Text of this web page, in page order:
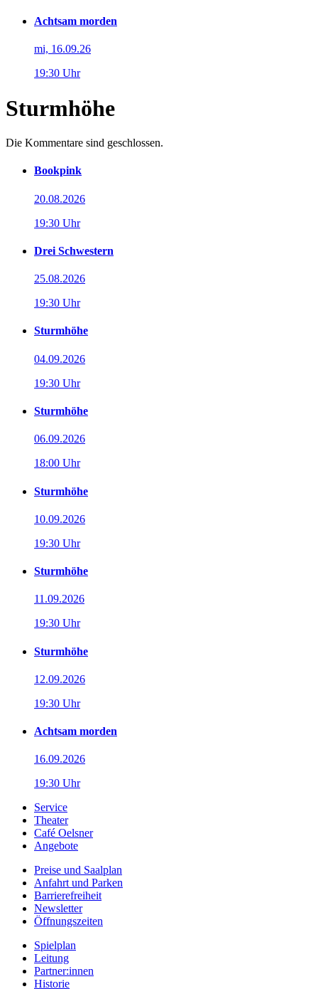
Achtsam morden
mi, 16.09.26
19:30 Uhr
Sturmhöhe
Die Kommentare sind geschlossen.
Bookpink
20.08.2026
19:30 Uhr
Drei Schwestern
25.08.2026
19:30 Uhr
Sturmhöhe
04.09.2026
19:30 Uhr
Sturmhöhe
06.09.2026
18:00 Uhr
Sturmhöhe
10.09.2026
19:30 Uhr
Sturmhöhe
11.09.2026
19:30 Uhr
Sturmhöhe
12.09.2026
19:30 Uhr
Achtsam morden
16.09.2026
19:30 Uhr
Service
Theater
Café Oelsner
Angebote
Preise und Saalplan
Anfahrt und Parken
Barrierefreiheit
Newsletter
Öffnungszeiten
Spielplan
Leitung
Partner:innen
Historie